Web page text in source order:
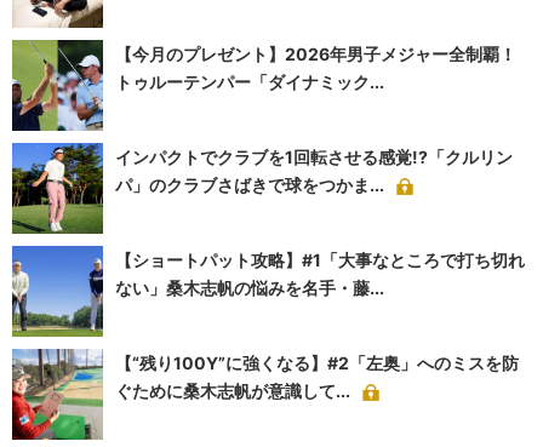
【今月のプレゼント】2026年男子メジャー全制覇！
トゥルーテンパー「ダイナミック...
インパクトでクラブを1回転させる感覚!?「クルリン
パ」のクラブさばきで球をつかま...
【ショートパット攻略】#1「大事なところで打ち切れ
ない」桑木志帆の悩みを名手・藤...
【“残り100Y”に強くなる】#2「左奥」へのミスを防
ぐために桑木志帆が意識して...